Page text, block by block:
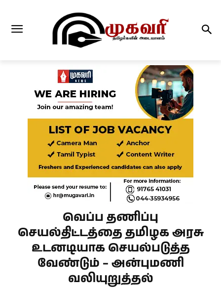
வெப்ப தணிப்பு
செயல்திட்டத்தை தமிழக அரசு
உடனடியாக செயல்படுத்த
வேண்டும் – அன்புமணி
வலியுறுத்தல்